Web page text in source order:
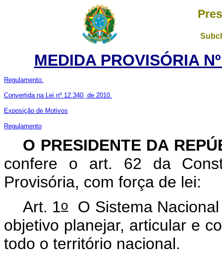
MEDIDA PROVISÓRIA
Regulamento.
Convertida na Lei nº 12.340, de 2010.
Exposição de Motivos
Regulamento
O PRESIDENTE DA
confere o art. 62 da
Provisória, com força de lei:
Art. 1oO Sistema Nacional
objetivo planejar, articular e
todo o território nacional.